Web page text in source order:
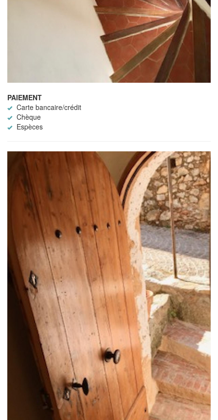
PAIEMENT
Carte bancaire/crédit
Chèque
Espèces